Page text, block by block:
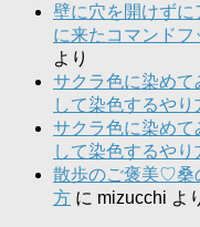
壁に穴を開けず
に来たコマンド
より
サクラ色に染めて
して染色するやり
サクラ色に染めて
して染色するやり
散歩のご褒美♡桑
方 に mizucchi よ